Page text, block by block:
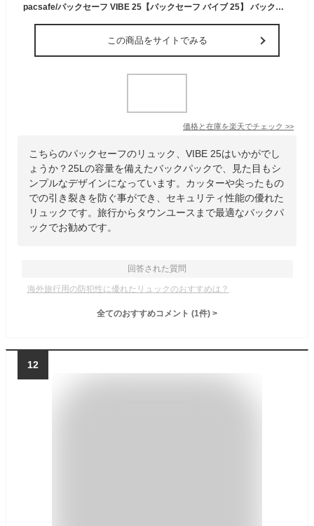
pacsafe/パックセーフ VIBE 25【パックセーフ バイブ 25】 バックパック リュック ( 旅行 海外旅行 バッグ おしゃれ トラベルグッズ 防犯 リュックサック 旅行用バッグ 盗難防止 旅行カバン 出張 ビジネスリュック 旅行バッグ トラベルリュック 25l 大容量 トラベルバッグ )
この商品をサイトでみる
価格と在庫を楽天でチェック >>
こちらのパックセーフのリュック、VIBE 25はいかがでし
ょうか？25Lの容量を備えたバックパックで、見た目もシ
ンプルなデザインになっています。カッターや尖ったもの
での引き裂きを防ぐ事ができ、セキュリティ性能の優れた
リュックです。旅行からタウンユースまで最適なバックパ
ックでお勧めです。
回答された質問
海外旅行用の防犯性に優れたリュックのおすすめは？
全てのおすすめコメント (1件) >
12